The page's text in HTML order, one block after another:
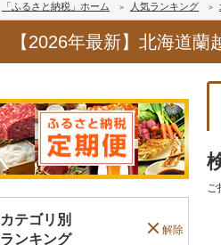
「ふるさと納税」ホーム 人気ランキング
【2026年最新】北海道
カテゴリ別
ランキング
解除
ご